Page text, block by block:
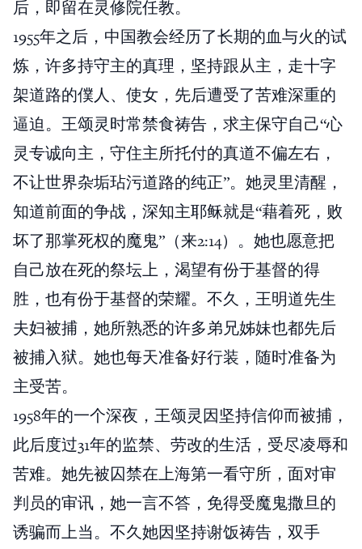
后，即留在灵修院任教。
1955年之后，中国教会经历了长期的血与火的试
炼，许多持守主的真理，坚持跟从主，走十字
架道路的僕人、使女，先后遭受了苦难深重的
逼迫。王颂灵时常禁食祷告，求主保守自己“心
灵专诚向主，守住主所托付的真道不偏左右，
不让世界杂垢玷污道路的纯正”。她灵里清醒，
知道前面的争战，深知主耶稣就是“藉着死，败
坏了那掌死权的魔鬼”（来2:14）。她也愿意把
自己放在死的祭坛上，渴望有份于基督的得
胜，也有份于基督的荣耀。不久，王明道先生
夫妇被捕，她所熟悉的许多弟兄姊妹也都先后
被捕入狱。她也每天准备好行装，随时准备为
主受苦。
1958年的一个深夜，王颂灵因坚持信仰而被捕，
此后度过31年的监禁、劳改的生活，受尽凌辱和
苦难。她先被囚禁在上海第一看守所，面对审
判员的审讯，她一言不答，免得受魔鬼撒旦的
诱骗而上当。不久她因坚持谢饭祷告，双手